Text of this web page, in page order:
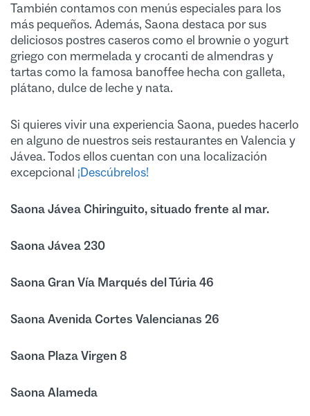
También contamos con menús especiales para los
más pequeños. Además, Saona destaca por sus
deliciosos postres caseros como el brownie o yogurt
griego con mermelada y crocanti de almendras y
tartas como la famosa banoffee hecha con galleta,
plátano, dulce de leche y nata.
Si quieres vivir una experiencia Saona, puedes hacerlo
en alguno de nuestros seis restaurantes en Valencia y
Jávea. Todos ellos cuentan con una localización
excepcional ¡Descúbrelos!
Saona Jávea Chiringuito, situado frente al mar.
Saona Jávea 230
Saona Gran Vía Marqués del Túria 46
Saona Avenida Cortes Valencianas 26
Saona Plaza Virgen 8
Saona Alameda